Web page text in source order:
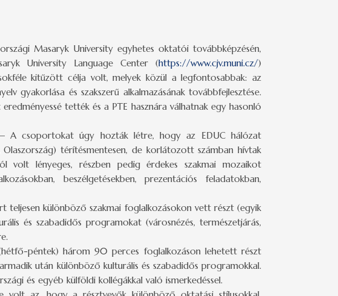
Masaryk University egyhetes oktatói továbbképzésén,
University Language Center (https://www.cjv.muni.cz/)
kitűzött célja volt, melyek közül a legfontosabbak: az
gyakorlása és szakszerű alkalmazásának továbbfejlesztése.
tették és a PTE hasznára válhatnak egy hasonló
A csoportokat úgy hozták létre, hogy az EDUC hálózat
térítésmentesen, de korlátozott számban hívtak
lényeges, részben pedig érdekes szakmai mozaikot
beszélgetésekben, prezentációs feladatokban,
különböző szakmai foglalkozásokon vett részt (egyik
és szabadidős programokat (városnézés, természetjárás,
péntek) három 90 perces foglalkozáson lehetett részt
után különböző kulturális és szabadidős programokkal.
és egyéb külföldi kollégákkal való ismerkedéssel.